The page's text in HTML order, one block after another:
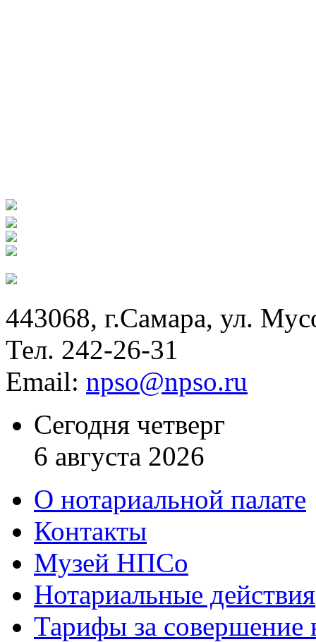
443068, г.Самара, ул.
Тел. 242-26-31
Email: npso@npso.ru
Сегодня четверг
6 августа 2026
О нотариальной палате
Контакты
Музей НПСо
Нотариальные действия
Тарифы за совершение